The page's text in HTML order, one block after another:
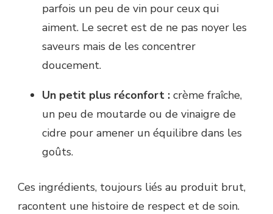
parfois un peu de vin pour ceux qui
aiment. Le secret est de ne pas noyer les
saveurs mais de les concentrer
doucement.
Un petit plus réconfort : crème fraîche,
un peu de moutarde ou de vinaigre de
cidre pour amener un équilibre dans les
goûts.
Ces ingrédients, toujours liés au produit brut,
racontent une histoire de respect et de soin.